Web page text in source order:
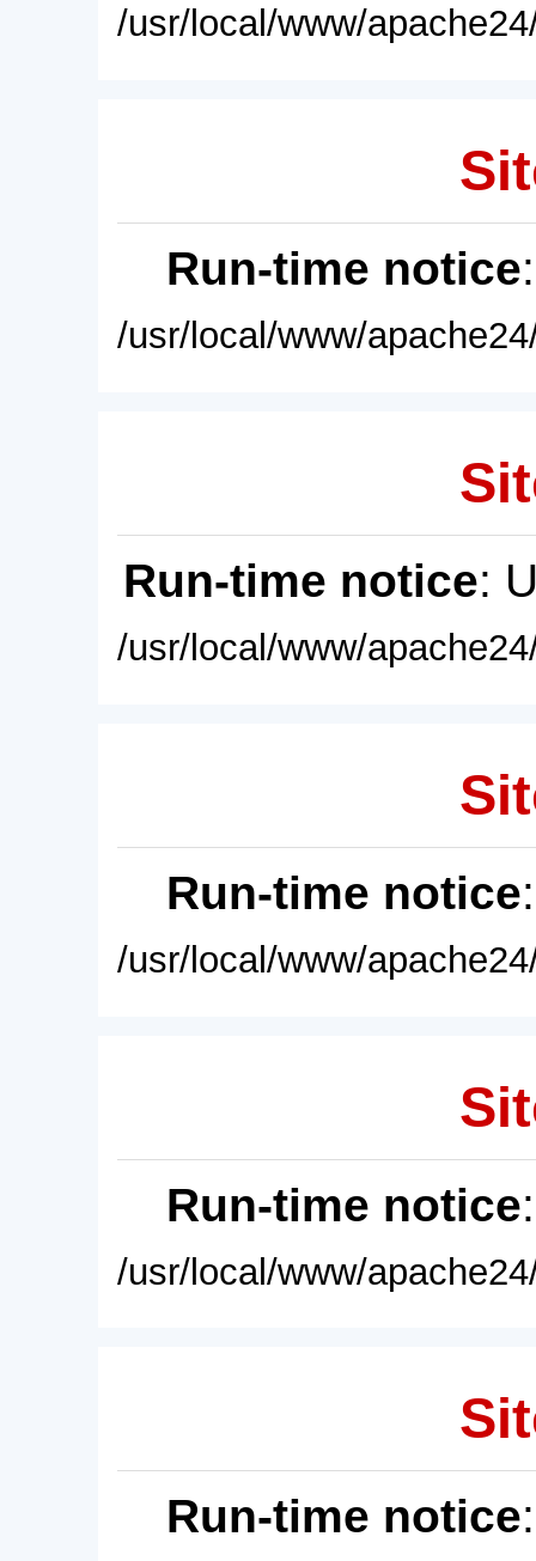
/usr/local/www/
Run-time notice
/usr/local/www/
Run-time notice:
/usr/local/www/
Run-time notice
/usr/local/www/
Run-time notice
/usr/local/www/
Run-time notice